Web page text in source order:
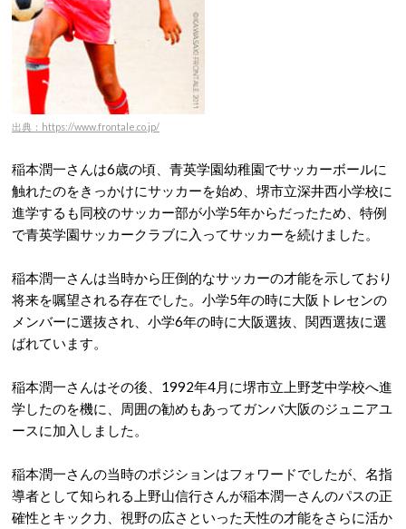
出典：https://www.frontale.co.jp/
稲本潤一さんは6歳の頃、青英学園幼稚園でサッカーボールに
触れたのをきっかけにサッカーを始め、堺市立深井西小学校に
進学するも同校のサッカー部が小学5年からだったため、特例
で青英学園サッカークラブに入ってサッカーを続けました。
稲本潤一さんは当時から圧倒的なサッカーの才能を示しており
将来を嘱望される存在でした。小学5年の時に大阪トレセンの
メンバーに選抜され、小学6年の時に大阪選抜、関西選抜に選
ばれています。
稲本潤一さんはその後、1992年4月に堺市立上野芝中学校へ進
学したのを機に、周囲の勧めもあってガンバ大阪のジュニアユ
ースに加入しました。
稲本潤一さんの当時のポジションはフォワードでしたが、名指
導者として知られる上野山信行さんが稲本潤一さんのパスの正
確性とキック力、視野の広さといった天性の才能をさらに活か